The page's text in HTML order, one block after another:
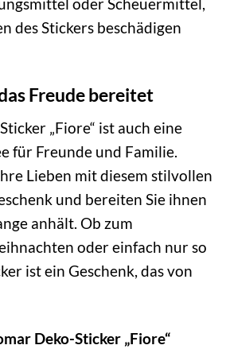
oder Scheuermittel,
des Stickers beschädigen
Freude bereitet
„Fiore“ ist auch eine
für Freunde und Familie.
Lieben mit diesem stilvollen
und bereiten Sie ihnen
anhält. Ob zum
oder einfach nur so
ist ein Geschenk, das von
Deko-Sticker „Fiore“